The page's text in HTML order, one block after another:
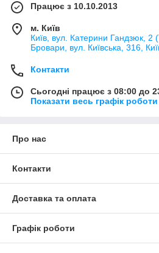
Працює з 10.10.2013
м. Київ
Київ, вул. Катерини Гандзюк,
Бровари, вул. Київська, 316,
Контакти
Сьогодні працює з 08:00 до
Показати весь графік роботи
Про нас
Контакти
Доставка та оплата
Графік роботи